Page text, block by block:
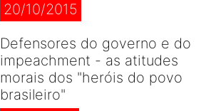
20/10/2015
Defensores do governo e do
impeachment - as atitudes
morais dos "heróis do povo
brasileiro"